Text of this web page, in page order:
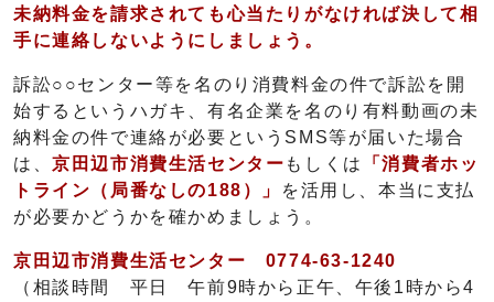
未納料金を請求されても心当たりがなければ決して相
手に連絡しないようにしましょう。
訴訟○○センター等を名のり消費料金の件で訴訟を開
始するというハガキ、有名企業を名のり有料動画の未
納料金の件で連絡が必要というSMS等が届いた場合
は、京田辺市消費生活センター もしくは
「消費者ホッ
トライン（局番なしの188）」
を活用し、本当に支払
が必要かどうかを確かめましょう。
京田辺市消費生活センター 0774-63-1240
（相談時間 平日 午前9時から正午、午後1時から4